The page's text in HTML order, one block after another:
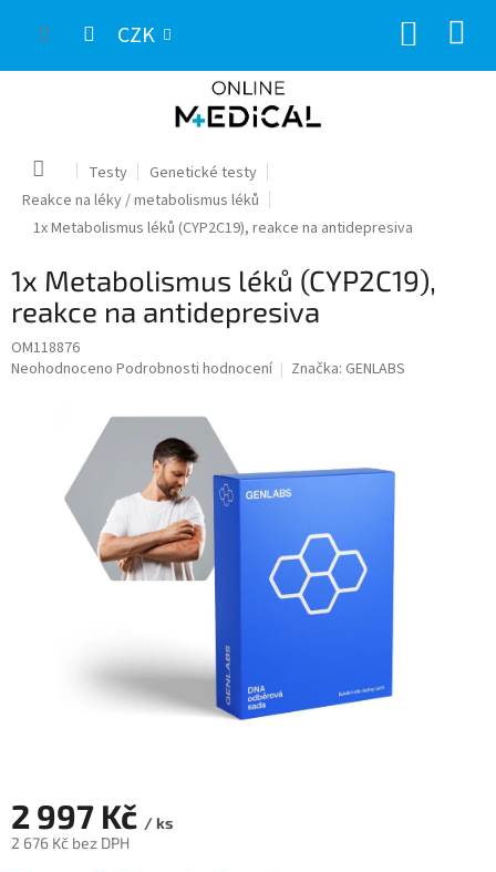
CZK
Domů Testy
Genetické testy
Reakce na léky / metabolismus léků
1x Metabolismus léků (CYP2C19), reakce na antidepresiva
1x Metabolismus léků (CYP2C19),
reakce na antidepresiva
OM118876
Průměrné
hvězdiček.
Neohodnoceno Podrobnosti hodnocení Značka: GENLABS
2 997 Kč / ks
2 676 Kč bez DPH